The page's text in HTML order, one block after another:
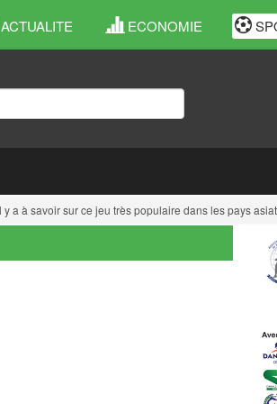
ACTUALITE ECONOMIE
à savoir sur ce jeu très populaire dans les pays